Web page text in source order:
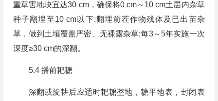
重草害地块宜达30 cm，确保将0 cm～10 cm土层内杂草
种子翻埋至10 cm以下;翻埋前茬作物残体及已出苗杂
草，做到土壤覆盖严密、无裸露杂草;每3～5年实施一次
深度≥30 cm的深翻。
5.4 播前耙耱
深翻或旋耕后应适时耙耱整地，耱平地表，封闭表